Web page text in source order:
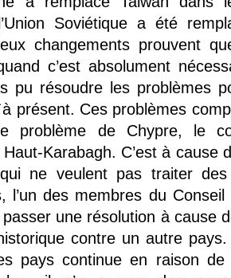
Soviétique a été
changements prouvent
c’est absolument
pu résoudre les problèmes
présent. Ces problèmes
problème de Chypre, le
Haut-Karabagh. C’est à
ne veulent pas traiter des
l’un des membres du
une résolution à cause
contre un autre
pays continue en raison